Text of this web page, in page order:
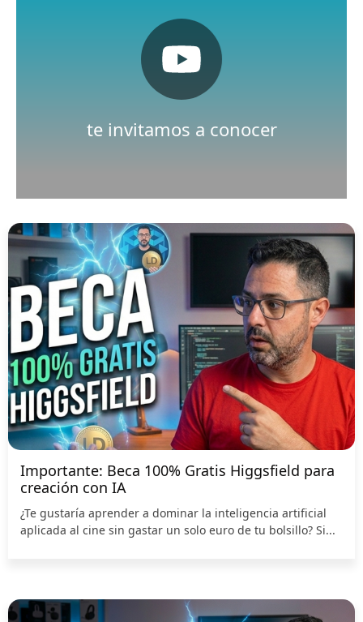
te invitamos a conocer
Nuestro canal de Youtube
Pulsa aquí
Importante: Beca 100% Gratis Higgsfield para
creación con IA
¿Te gustaría aprender a dominar la inteligencia artificial
aplicada al cine sin gastar un solo euro de tu bolsillo? Si...